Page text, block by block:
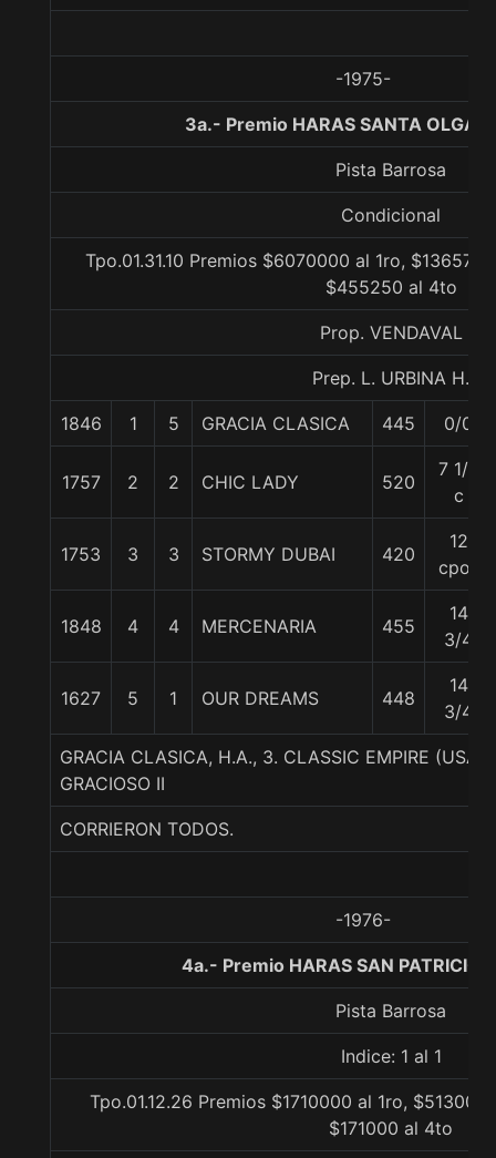
-1975-
3a.- Premio HARAS SANTA OLGA,
Pista Barrosa
Condicional
Tpo.01.31.10 Premios $6070000 al 1ro,
$455250 al 4to
Prop. VENDAVAL
Prep. L. URBINA H.
1846 1 5 GRACIA CLASICA 445 0/0
1757 2 2 CHIC LADY 520
7 1/4
c
1753 3 3 STORMY DUBAI 420
12
cpos
1848 4 4 MERCENARIA 455
14
3/4
1627 5 1 OUR DREAMS 448
14
3/4
GRACIA CLASICA, H.A., 3. CLASSIC EMPIRE
GRACIOSO II
CORRIERON TODOS.
-1976-
4a.- Premio HARAS SAN
Pista Barrosa
Indice: 1 al 1
Tpo.01.12.26 Premios $1710000 al 1ro,
$171000 al 4to